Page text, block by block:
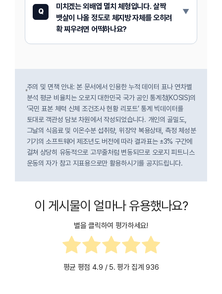
Q
미치겠는 외배엽 멸치 체형입니다. 살짝
뱃살이 나올 정도로 체지방 자체를 오히려
확 찌우려면 어떡하나요?
주의 및 면책 안내: 본 문서에서 인용한 누적 데이터 표나 연차별
분석 평균 비율치는 오로지 대한민국 국가 공인 통계청(KOSIS)의
‘국민 표본 체력 신체 조건조사 현황 리포트’ 통계 빅데이터를
토대로 객관성 담보 차원에서 작성되었습니다. 개인의 골밀도,
그날의 식음료 및 이온수분 섭취량, 위장약 복용상태, 측정 체성분
기기의 소프트웨어 제조년도 버전에 따라 결과표는 ±3% 구간에
걸쳐 상당히 유동적으로 고무줄처럼 변동되므로 오로지 피트니스
운동의 자가 참고 지표용으로만 활용하시기를 공지드립니다.
이 게시물이 얼마나 유용했나요?
별을 클릭하여 평가하세요!
평균 평점 4.9 / 5. 평가 집계936